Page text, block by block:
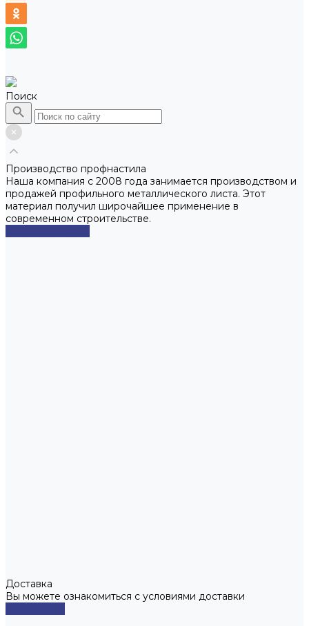
Поиск
Производство профнастила
Наша компания с 2008 года занимается производством и
продажей профильного металлического листа. Этот
материал получил широчайшее применение в
современном строительстве.
Доставка
Вы можете ознакомиться с условиями доставки